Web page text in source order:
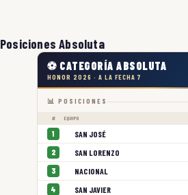
Posiciones Absoluta
⚽ CATEGORÍA ABSOLUTA
HONOR 2026 · A LA FECHA 7
📊 POSICIONES
# EQUIPO
1 SAN JOSÉ
2 SAN LORENZO
3 NACIONAL
4 SAN JAVIER